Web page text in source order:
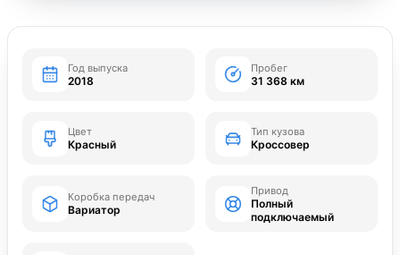
Год выпуска
2018
Пробег
31 368 км
Цвет
Красный
Тип кузова
Кроссовер
Коробка передач
Вариатор
Привод
Полный
подключаемый